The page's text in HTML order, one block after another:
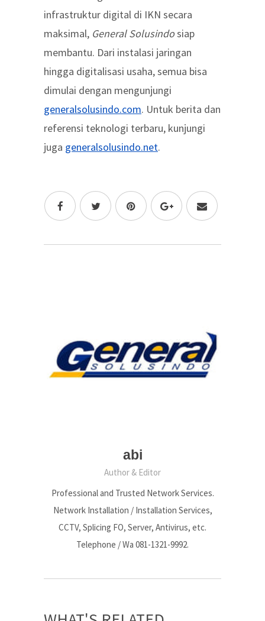
infrastruktur digital di IKN secara
maksimal, General Solusindosiap
membantu. Dari instalasi jaringan
hingga digitalisasi usaha, semua bisa
dimulai dengan mengunjungi
generalsolusindo.com. Untuk berita dan
referensi teknologi terbaru, kunjungi
juga generalsolusindo.net.
abi
Author & Editor
Professional and Trusted Network Services.
Network Installation / Installation Services,
CCTV, Splicing FO, Server, Antivirus, etc.
Telephone / Wa 081-1321-9992.